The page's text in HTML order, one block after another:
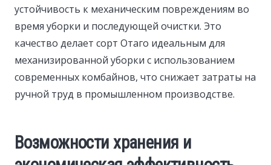
устойчивость к механическим повреждениям во
время уборки и последующей очистки. Это
качество делает сорт Отаго идеальным для
механизированной уборки с использованием
современных комбайнов, что снижает затраты на
ручной труд в промышленном производстве.
Возможности хранения и